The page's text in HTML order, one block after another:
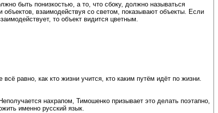
быть понизкостью, а то, что сбоку, должно называться
взаимодействуя со светом, показывают объекты. Если
то объект видится цветным.
равно, как кто жизни учится, кто каким путём идёт по жизни.
нахрапом, Тимошенко призывает это делать поэтапно,
именно русский язык.